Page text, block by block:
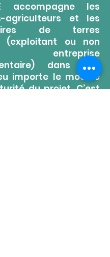
accompagne les
agriculteurs et les
de terres
(exploitant ou non
dans leur
importe le modèle
du projet. C’est